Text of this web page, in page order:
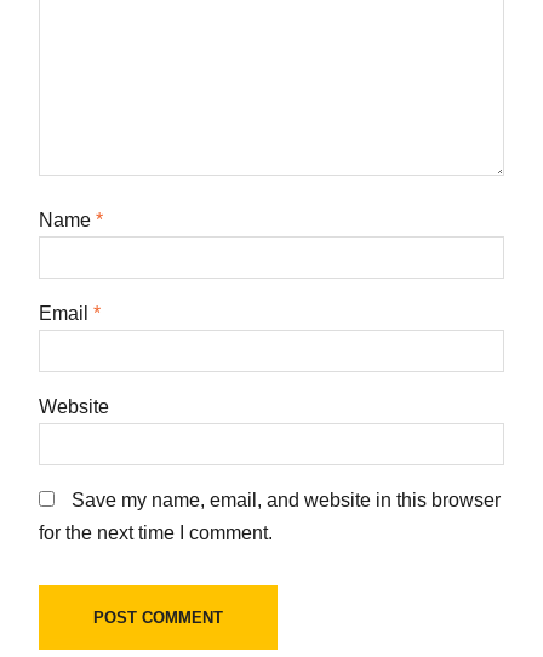
Name *
Email *
Website
Save my name, email, and website in this browser
for the next time I comment.